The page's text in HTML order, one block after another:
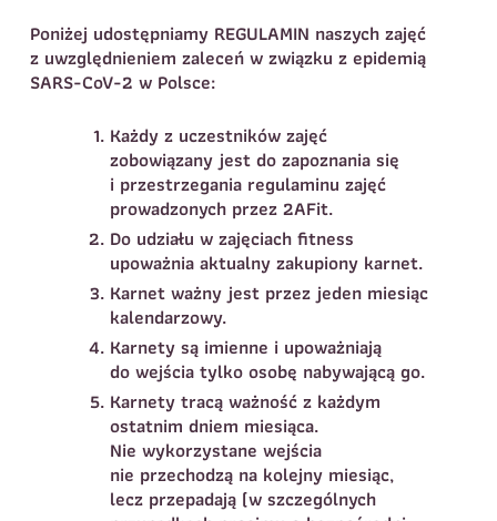
Wybór turnusu*
Poniżej udostępniamy REGULAMIN naszych zajęć
z uwzględnieniem zaleceń w związku z epidemią
SARS-CoV-2 w Polsce:
Każdy z uczestników zajęć
zobowiązany jest do zapoznania się
i przestrzegania regulaminu zajęć
prowadzonych przez 2AFit.
Do udziału w zajęciach fitness
upoważnia aktualny zakupiony karnet.
Karnet ważny jest przez jeden miesiąc
kalendarzowy.
Karnety są imienne i upoważniają
do wejścia tylko osobę nabywającą go.
Karnety tracą ważność z każdym
ostatnim dniem miesiąca.
Nie wykorzystane wejścia
nie przechodzą na kolejny miesiąc,
lecz przepadają (w szczególnych